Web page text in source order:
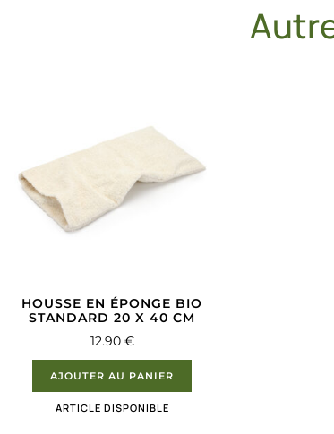
HOUSSE EN ÉPONGE BIO
STANDARD 20 X 40 CM
12.90 €
AJOUTER AU PANIER
ARTICLE DISPONIBLE